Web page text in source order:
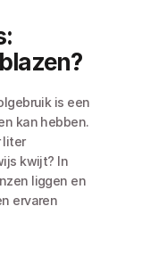
is een
kan hebben.
liter
kwijt? In
liggen en
ervaren